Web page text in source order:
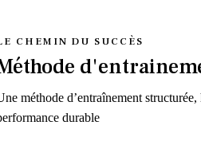
CHEMIN DU SUCCÈS
méthode d’entraînement
durable